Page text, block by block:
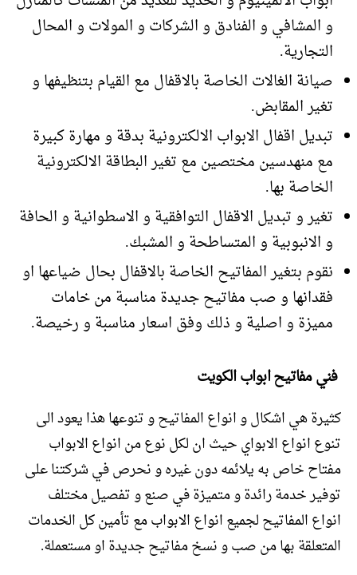
و المشافي و الفنادق و الشركات و المولات و المحال
التجارية.
صيانة الغالات الخاصة بالاقفال مع القيام بتنظيفها و
تغير المقابض.
تبديل اقفال الابواب الالكترونية بدقة و مهارة كبيرة
مع منهدسين مختصين مع تغير البطاقة الالكترونية
الخاصة بها.
تغير و تبديل الاقفال التوافقية و الاسطوانية و الحافة
و الانبوبية و المتساطحة و المشبك.
نقوم بتغير المفاتيح الخاصة بالاقفال بحال ضياعها او
فقدانها و صب مفاتيح جديدة مناسبة من خامات
مميزة و اصلية و ذلك وفق اسعار مناسبة و رخيصة.
فني مفاتيح ابواب الكويت
كثيرة هي اشكال و انواع المفاتيح و تنوعها هذا يعود الى
تنوع انواع الابواي حيث ان لكل نوع من انواع الابواب
مفتاح خاص به يلائمه دون غيره و نحرص في شركتنا على
توفير خدمة رائدة و متميزة في صنع و تفصيل مختلف
انواع المفاتيح لجميع انواع الابواب مع تأمين كل الخدمات
المتعلقة بها من صب و نسخ مفاتيح جديدة او مستعملة.